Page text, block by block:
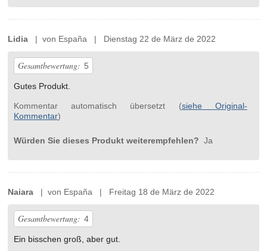
Lidia | von España | Dienstag 22 de März de 2022
Gesamtbewertung: 5
Gutes Produkt.
Kommentar automatisch übersetzt (siehe Original-
Kommentar)
Würden Sie dieses Produkt weiterempfehlen? Ja
Naiara | von España | Freitag 18 de März de 2022
Gesamtbewertung: 4
Ein bisschen groß, aber gut.